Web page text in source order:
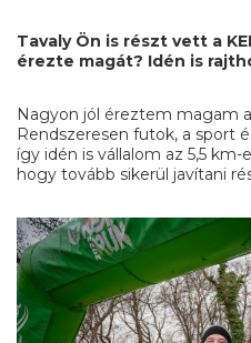
Tavaly Ön is részt vett a
érezte magát? Idén is
Nagyon jól éreztem magam
Rendszeresen futok, a sport
így idén is vállalom az 5,5
hogy tovább sikerül javítani